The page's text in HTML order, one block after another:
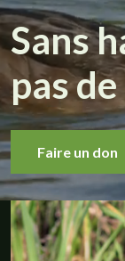
Sans
pas
Faire un don